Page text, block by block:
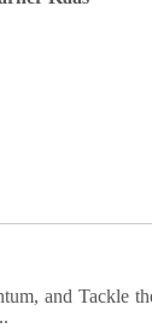
and Tackle